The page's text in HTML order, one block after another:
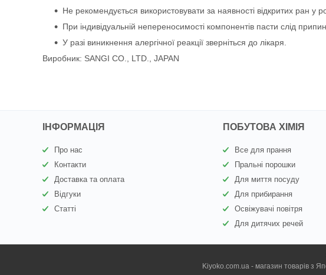
Не рекомендується використовувати за наявності відкритих ран у
При індивідуальній непереносимості компонентів пасти слід
У разі виникнення алергічної реакції зверніться до лікаря.
Виробник: SANGI CO., LTD., JAPAN
ІНФОРМАЦІЯ
Про нас
Контакти
Доставка та оплата
Відгуки
Статті
ПОБУТОВА ХІМІЯ
Все для прання
Пральні порошки
Для миття посуду
Для прибирання
Освіжувачі повітря
Для дитячих речей